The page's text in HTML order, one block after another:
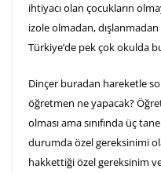
ihtiyacı olan çocukların
izole olmadan, dışlanmadan
Türkiye’de pek çok okulda
Dinçer buradan hareketle
öğretmen ne yapacak?
olması ama sınıfında üç
durumda özel gereksinimi
hakkettiği özel gereksinim